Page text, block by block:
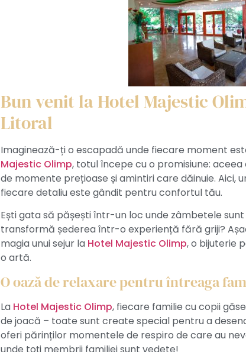
Bun venit la Hotel Majestic
Litoral
Imaginează-ți o escapadă unde fiecare moment
Majestic Olimp, totul începe cu o promisiune:
de momente prețioase și amintiri care dăinuie. Aici,
fiecare detaliu este gândit pentru confortul tău.
Ești gata să pășești într-un loc unde zâmbetele
transformă șederea într-o experiență fără griji?
magia unui sejur la Hotel Majestic Olimp, o bijuterie
o artă.
O oază de relaxare pentru întreaga
La Hotel Majestic Olimp, fiecare familie cu copii
de joacă – toate sunt create special pentru a
oferi părinților momentele de respiro de care au
unde toți membrii familiei sunt vedete!